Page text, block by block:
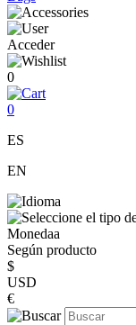
Acceder
0
0
ES
EN
Monedaa
Según producto
$
USD
€